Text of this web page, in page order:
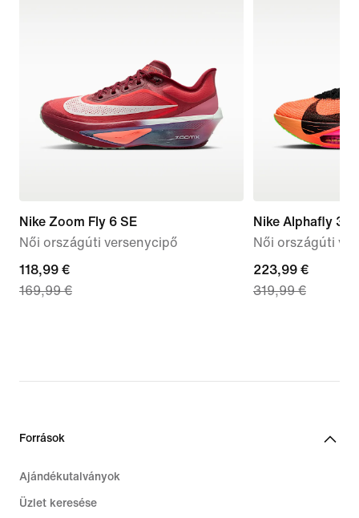
Nike Zoom Fly 6 SE
Női országúti versenycipő
current
price
price
118,99 €
169,99 €
Nike Alphafly 3
Női országúti
current
price
price
223,99 €
319,99 €
Források
Ajándékutalványok
Üzlet keresése